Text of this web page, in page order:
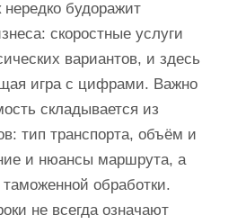
будоражит
скоростные услуги
вариантов, и здесь
игра с цифрами. Важно
складывается из
тип транспорта, объём и
и нюансы маршрута, а
обработки.
не всегда означают